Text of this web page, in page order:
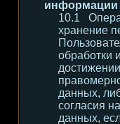
информации
хранение
обработки
данных,
согласия
данных,